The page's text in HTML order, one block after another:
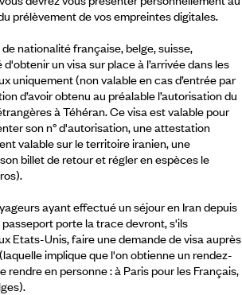
prélèvement de vos empreintes digitales.
nationalité française, belge, suisse,
un visa sur place à l’arrivée dans les
uniquement (non valable en cas d’entrée par
d’avoir obtenu au préalable l’autorisation du
à Téhéran. Ce visa est valable pour
son n° d'autorisation, une attestation
valable sur le territoire iranien, une
billet de retour et régler en espèces le
ayant effectué un séjour en Iran depuis
passeport porte la trace devront, s'ils
Etats-Unis, faire une demande de visa auprès
implique que l'on obtienne un rendez-
rendre en personne : à Paris pour les Français,